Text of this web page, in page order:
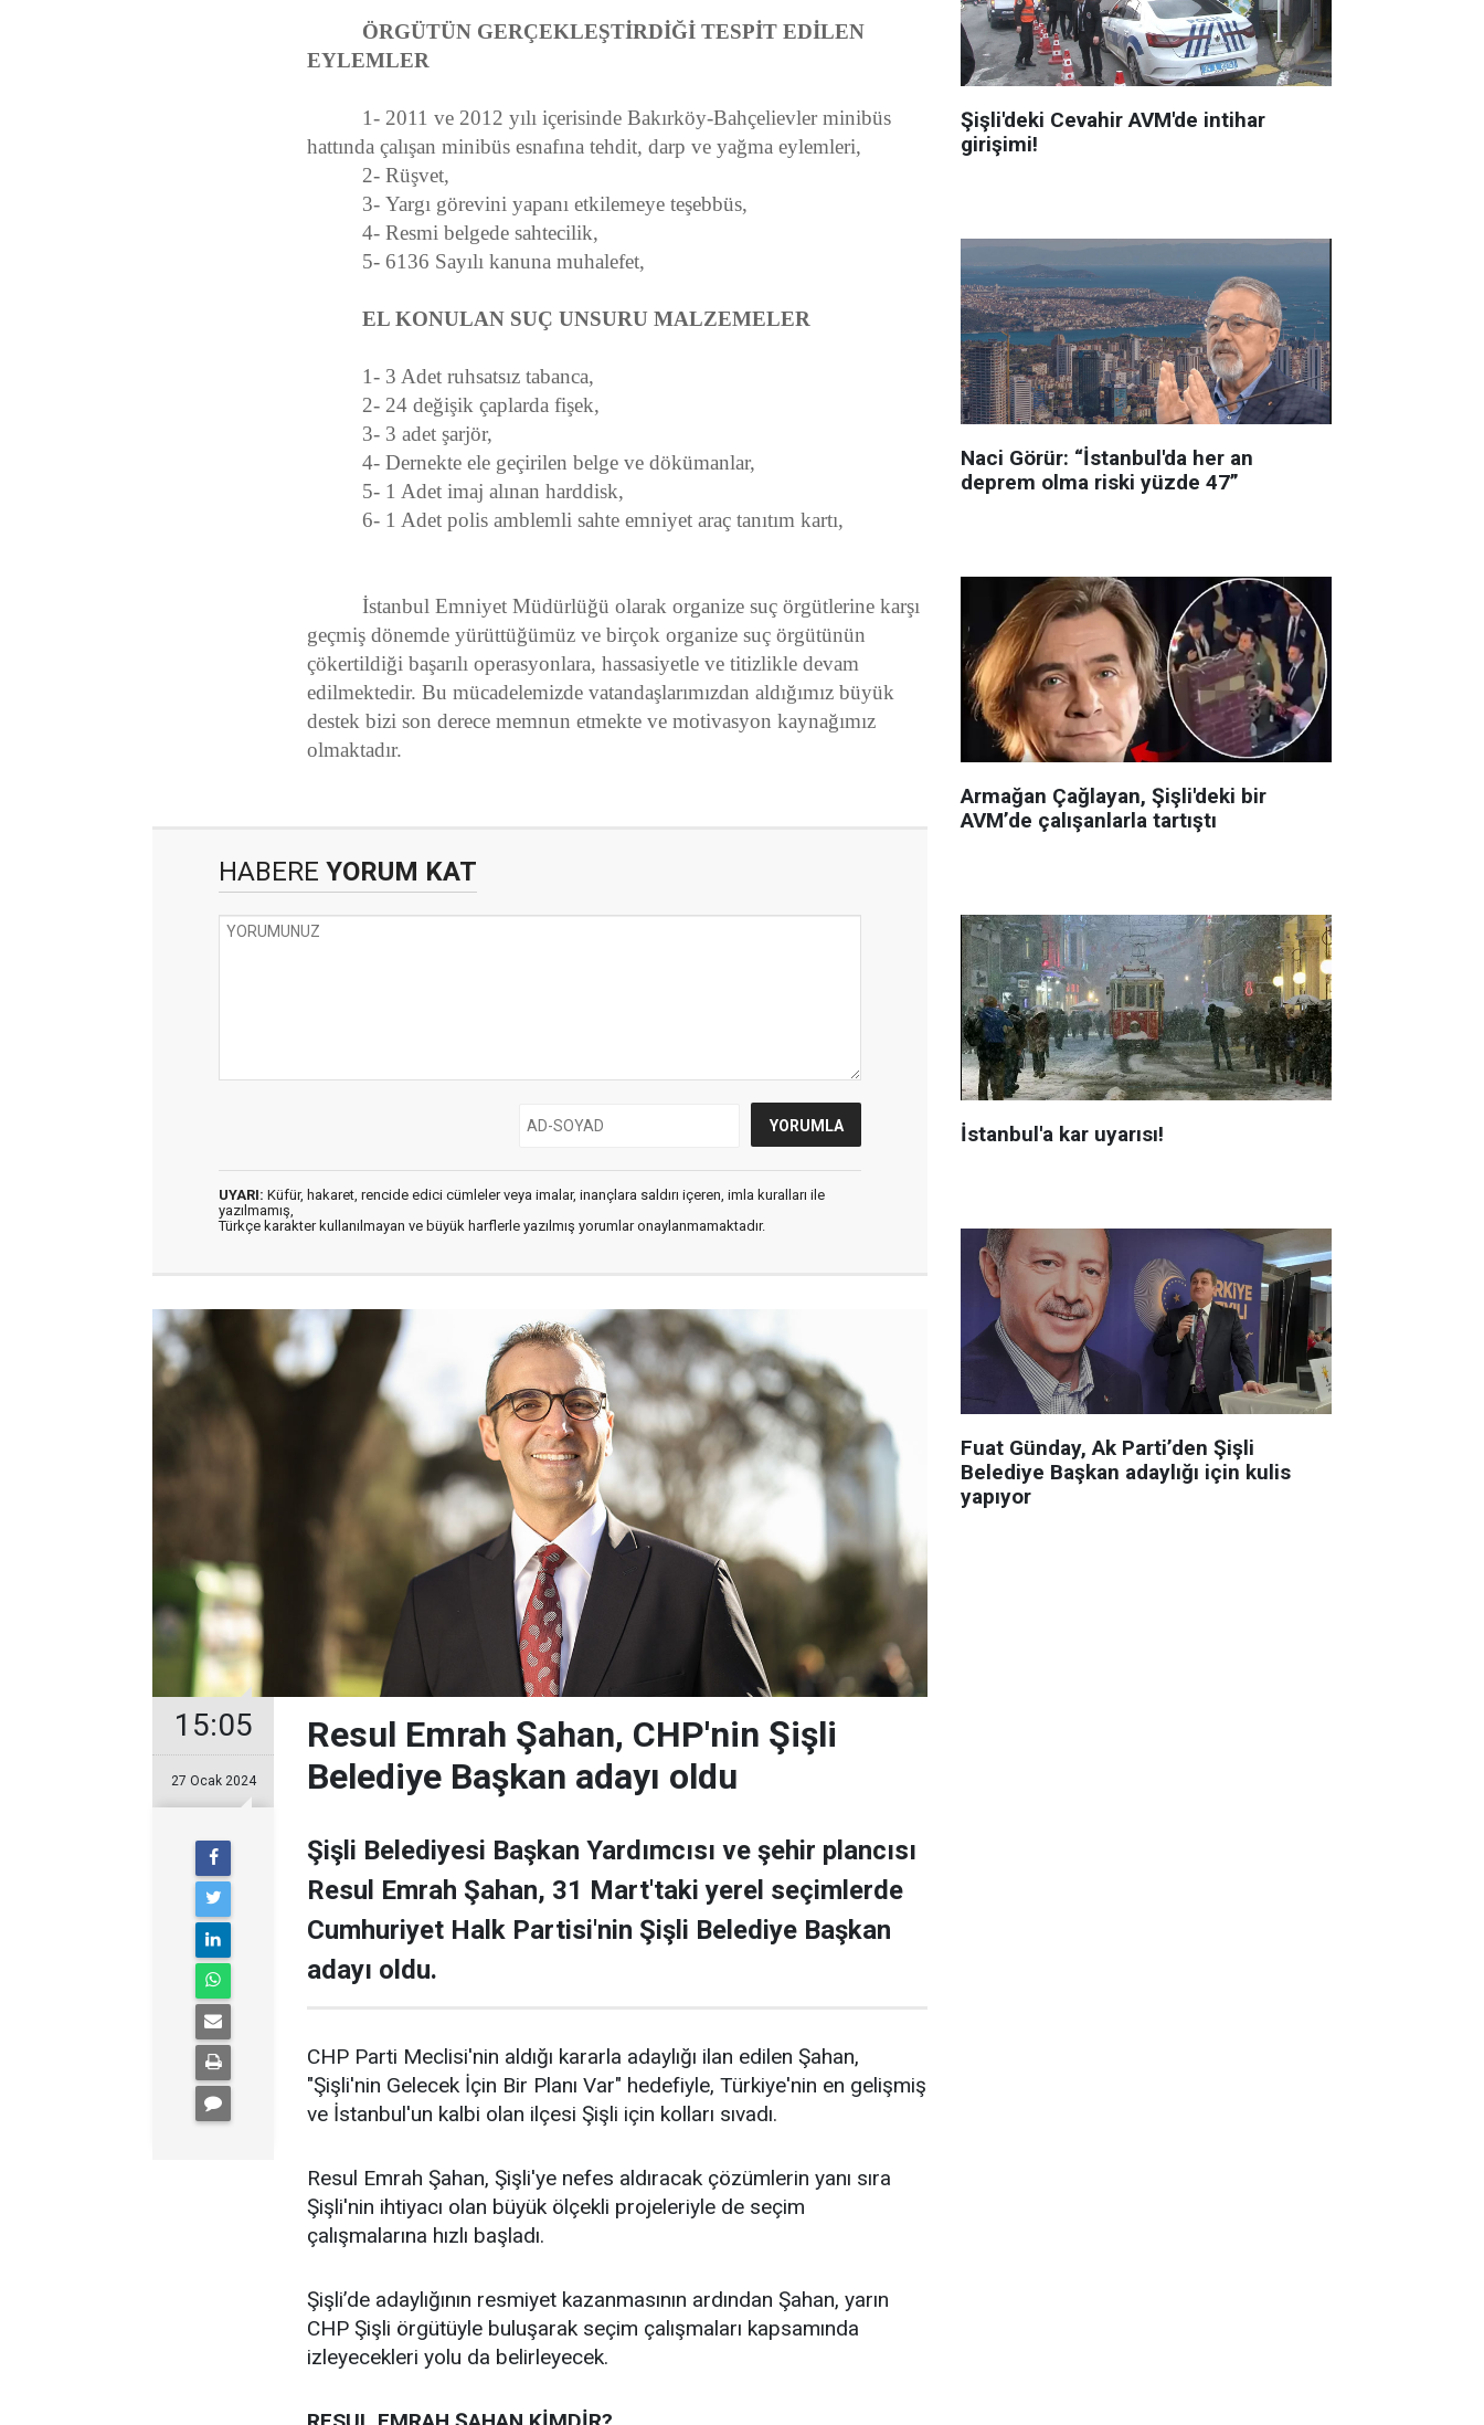
ÖRGÜTÜN GERÇEKLEŞTİRDİĞİ TESPİT EDİLEN
EYLEMLER
1- 2011 ve 2012 yılı içerisinde Bakırköy-Bahçelievler minibüs
hattında çalışan minibüs esnafına tehdit, darp ve yağma eylemleri,
2- Rüşvet,
3- Yargı görevini yapanı etkilemeye teşebbüs,
4- Resmi belgede sahtecilik,
5- 6136 Sayılı kanuna muhalefet,
EL KONULAN SUÇ UNSURU MALZEMELER
1- 3 Adet ruhsatsız tabanca,
2- 24 değişik çaplarda fişek,
3- 3 adet şarjör,
4- Dernekte ele geçirilen belge ve dökümanlar,
5- 1 Adet imaj alınan harddisk,
6- 1 Adet polis amblemli sahte emniyet araç tanıtım kartı,
İstanbul Emniyet Müdürlüğü olarak organize suç örgütlerine karşı
geçmiş dönemde yürüttüğümüz ve birçok organize suç örgütünün
çökertildiği başarılı operasyonlara, hassasiyetle ve titizlikle devam
edilmektedir. Bu mücadelemizde vatandaşlarımızdan aldığımız büyük
destek bizi son derece memnun etmekte ve motivasyon kaynağımız
olmaktadır.
HABERE YORUM KAT
UYARI: Küfür, hakaret, rencide edici cümleler veya imalar, inançlara saldırı içeren, imla kuralları ile
yazılmamış,
Türkçe karakter kullanılmayan ve büyük harflerle yazılmış yorumlar onaylanmamaktadır.
15:05
27 Ocak 2024
Resul Emrah Şahan, CHP'nin Şişli
Belediye Başkan adayı oldu
Şişli Belediyesi Başkan Yardımcısı ve şehir plancısı
Resul Emrah Şahan, 31 Mart'taki yerel seçimlerde
Cumhuriyet Halk Partisi'nin Şişli Belediye Başkan
adayı oldu.
CHP Parti Meclisi'nin aldığı kararla adaylığı ilan edilen Şahan,
"Şişli'nin Gelecek İçin Bir Planı Var" hedefiyle, Türkiye'nin en gelişmiş
ve İstanbul'un kalbi olan ilçesi Şişli için kolları sıvadı.
Resul Emrah Şahan, Şişli'ye nefes aldıracak çözümlerin yanı sıra
Şişli'nin ihtiyacı olan büyük ölçekli projeleriyle de seçim
çalışmalarına hızlı başladı.
Şişli’de adaylığının resmiyet kazanmasının ardından Şahan, yarın
CHP Şişli örgütüyle buluşarak seçim çalışmaları kapsamında
izleyecekleri yolu da belirleyecek.
Şişli'deki Cevahir AVM'de intihar
girişimi!
Naci Görür: “İstanbul'da her an
deprem olma riski yüzde 47”
Armağan Çağlayan, Şişli'deki bir
AVM’de çalışanlarla tartıştı
İstanbul'a kar uyarısı!
Fuat Günday, Ak Parti’den Şişli
Belediye Başkan adaylığı için kulis
yapıyor